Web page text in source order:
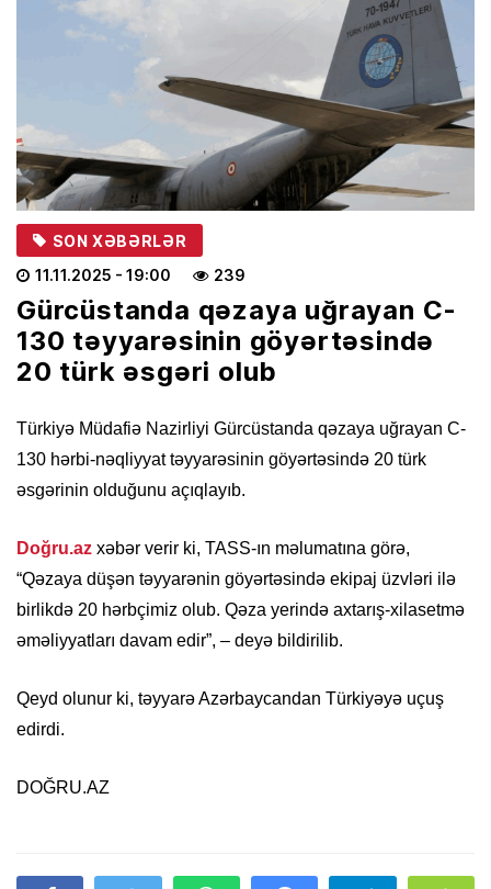
SON XƏBƏRLƏR
11.11.2025 - 19:00 239
Gürcüstanda qəzaya uğrayan C-
130 təyyarəsinin göyərtəsində
20 türk əsgəri olub
Türkiyə Müdafiə Nazirliyi Gürcüstanda qəzaya uğrayan C-
130 hərbi-nəqliyyat təyyarəsinin göyərtəsində 20 türk
əsgərinin olduğunu açıqlayıb.
Doğru.az xəbər verir ki, TASS-ın məlumatına görə,
“Qəzaya düşən təyyarənin göyərtəsində ekipaj üzvləri ilə
birlikdə 20 hərbçimiz olub. Qəza yerində axtarış-xilasetmə
əməliyyatları davam edir”, – deyə bildirilib.
Qeyd olunur ki, təyyarə Azərbaycandan Türkiyəyə uçuş
edirdi.
DOĞRU.AZ